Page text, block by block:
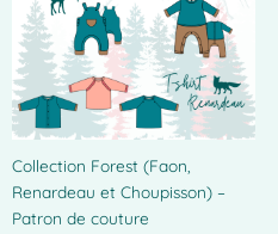
Collection Forest (Faon,
Renardeau et Choupisson) –
Patron de couture
variations.
Les
options
peuvent
être
choisies
sur
la
page